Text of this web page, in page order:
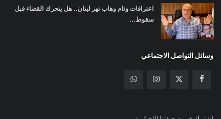
اعترافات وئام وهاب تهز لبنان.. هل يتحرك القضاء قبل
سقوط...
وسائل التواصل الاجتماعي